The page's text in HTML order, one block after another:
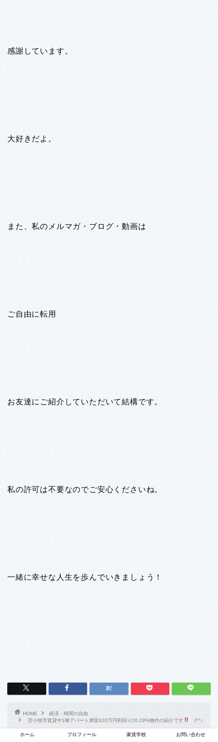
感謝しています。
大好きだよ。
また、私のメルマガ・ブログ・動画は
ご自由に転用
お友達にご紹介していただいて結構です。
私の許可は不要なのでご安心くださいね。
一緒に幸せな人生を歩んでいきましょう！
HOME
経済・時間の自由
苫小牧市賃貸中1棟アパート満室420万円利回り20.29%物件の紹介です
(^^♪
ホーム プロフィール 家賃学校 お問い合わせ